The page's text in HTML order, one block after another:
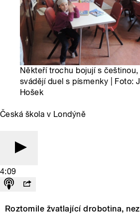
Někteří trochu bojují s češtinou,
svádějí duel s písmenky | Foto:
Hošek
Česká škola v Londýně
4:09
Roztomile žvatlající drobotina,